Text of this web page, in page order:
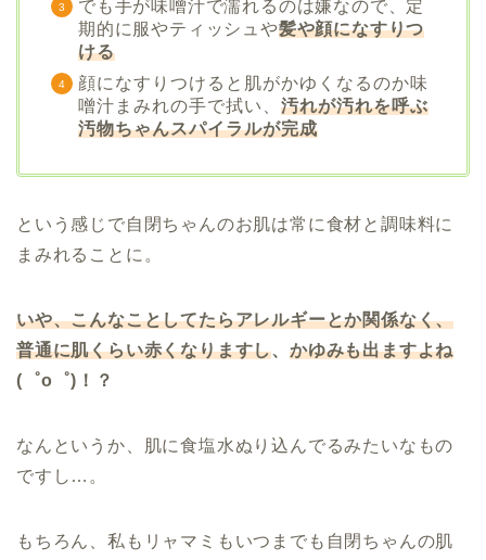
でも手が味噌汁で濡れるのは嫌なので、定
期的に服やティッシュや髪や顔になすりつ
ける
顔になすりつけると肌がかゆくなるのか味
噌汁まみれの手で拭い、 汚れが汚れを呼ぶ
汚物ちゃんスパイラルが完成
という感じで自閉ちゃんのお肌は常に食材と調味料に
まみれることに。
いや、こんなことしてたらアレルギーとか関係なく、
普通に肌くらい赤くなりますし、かゆみも出ますよね
(゜o゜)！？
なんというか、肌に食塩水ぬり込んでるみたいなもの
ですし…。
もちろん、私もリャマミもいつまでも自閉ちゃんの肌